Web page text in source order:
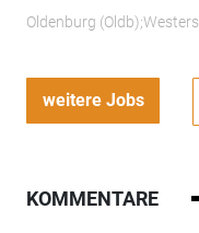
Oldenburg
weitere Jobs
KOMMENTARE